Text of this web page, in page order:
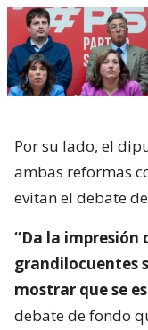
Por su lado, el
ambas reformas
evitan el debate
“Da la impresión
grandilocuentes
mostrar que se
debate de fondo